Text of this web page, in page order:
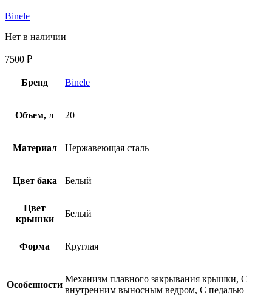
Binele
Нет в наличии
7500 ₽
Бренд Binele
Объем, л 20
Материал Нержавеющая сталь
Цвет бака Белый
Цвет
крышки
Белый
Форма Круглая
Особенности
Механизм плавного закрывания крышки, С
внутренним выносным ведром, С педалью